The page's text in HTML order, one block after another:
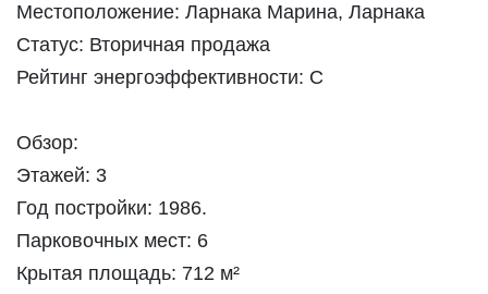
Местоположение: Ларнака Марина, Ларнака
Статус: Вторичная продажа
Рейтинг энергоэффективности: C
Обзор:
Этажей: 3
Год постройки: 1986.
Парковочных мест: 6
Крытая площадь: 712 м²